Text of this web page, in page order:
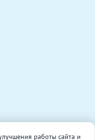
работы сайта и